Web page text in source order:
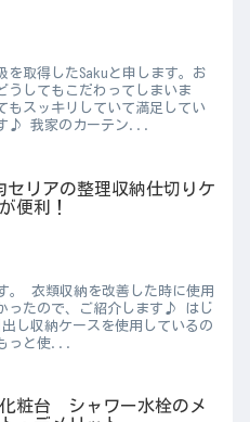
取得したSakuと申します。お
うしてもこだわってしまいま
もスッキリしていて満足してい
♪ 我家のカーテン...
セリアの整理収納仕切りケ
便利！
。 衣類収納を改善した時に使用
ったので、ご紹介します♪ はじ
し収納ケースを使用しているの
っと使...
粧台 シャワー水栓のメ